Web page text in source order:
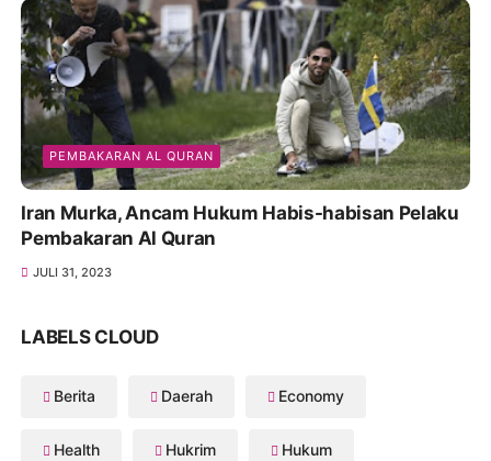
PEMBAKARAN AL QURAN
Iran Murka, Ancam Hukum Habis-habisan Pelaku
Pembakaran Al Quran
JULI 31, 2023
LABELS CLOUD
Berita Daerah Economy
Health Hukrim Hukum